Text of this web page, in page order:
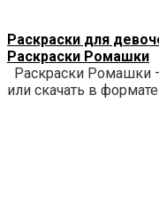
Раскраски для
Раскраски Ромашки
Раскраски Ромашки
или скачать в